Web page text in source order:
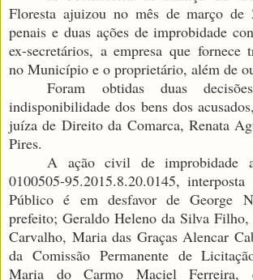
Floresta ajuizou no mês de março de
penais e duas ações de improbidade
ex-secretários, a empresa que fornece
no Município e o proprietário, além de
Foram obtidas duas
indisponibilidade dos bens dos
juíza de Direito da Comarca, Renata
Pires.
A ação civil de improbidade
0100505-95.2015.8.20.0145, interposta
Público é em desfavor de George
prefeito; Geraldo Heleno da Silva
Carvalho, Maria das Graças Alencar
da Comissão Permanente de
Maria do Carmo Maciel Ferreira,